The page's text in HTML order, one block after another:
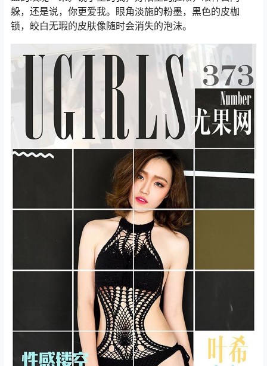
躲，还是说，你更爱我。眼角淡施的粉墨，黑色的皮枷
锁，皎白无瑕的皮肤像随时会消失的泡沫。